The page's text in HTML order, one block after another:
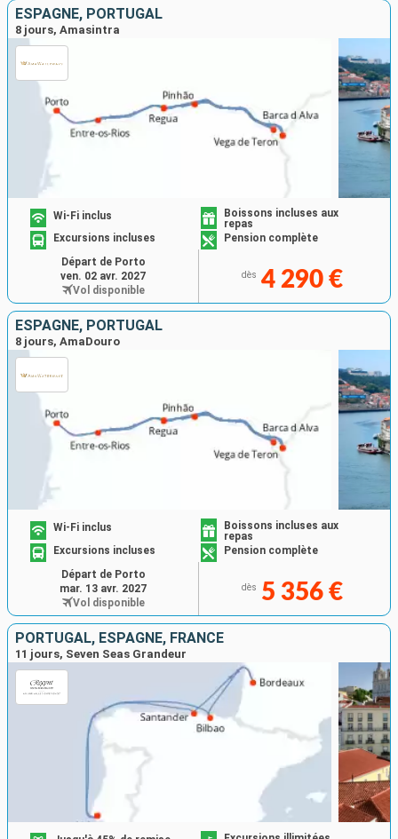
ESPAGNE, PORTUGAL
8 jours, Amasintra
Wi-Fi inclus
Boissons incluses aux
repas
Excursions incluses
Pension complète
dès 4 290 €
Départ de Porto
ven. 02 avr. 2027
Vol disponible
ESPAGNE, PORTUGAL
8 jours, AmaDouro
Wi-Fi inclus
Boissons incluses aux
repas
Excursions incluses
Pension complète
dès 5 356 €
Départ de Porto
mar. 13 avr. 2027
Vol disponible
PORTUGAL, ESPAGNE, FRANCE
11 jours, Seven Seas Grandeur